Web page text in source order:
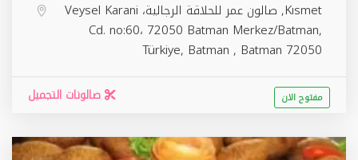
Kısmet, صالون عمر للحلاقة الرجالية، Veysel Karani
Cd. no:60، 72050 Batman Merkez/Batman,
Türkiye, Batman , Batman 72050
صالونات التجميل مفتوح الان